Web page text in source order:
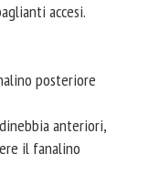
accesi.
posteriore
anteriori,
il fanalino